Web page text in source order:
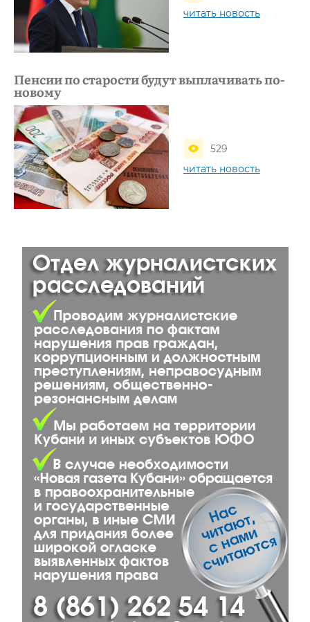
читать новость
Пенсии по старости будут выплачивать по-
новому
529
читать новость